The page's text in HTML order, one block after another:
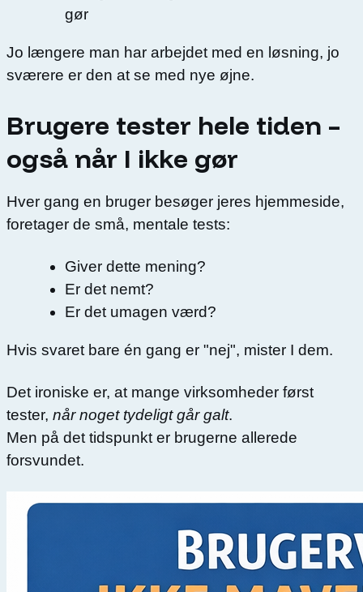
gør
Jo længere man har arbejdet med en løsning, jo
sværere er den at se med nye øjne.
Brugere tester hele tiden –
også når I ikke gør
Hver gang en bruger besøger jeres hjemmeside,
foretager de små, mentale tests:
Giver dette mening?
Er det nemt?
Er det umagen værd?
Hvis svaret bare én gang er "nej", mister I dem.
Det ironiske er, at mange virksomheder først
tester, når noget tydeligt går galt.
Men på det tidspunkt er brugerne allerede
forsvundet.